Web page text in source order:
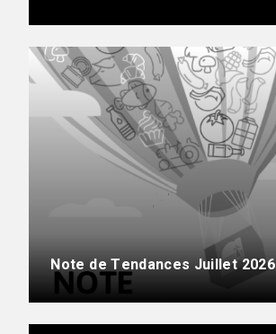
Note de Tendances Juillet 2026